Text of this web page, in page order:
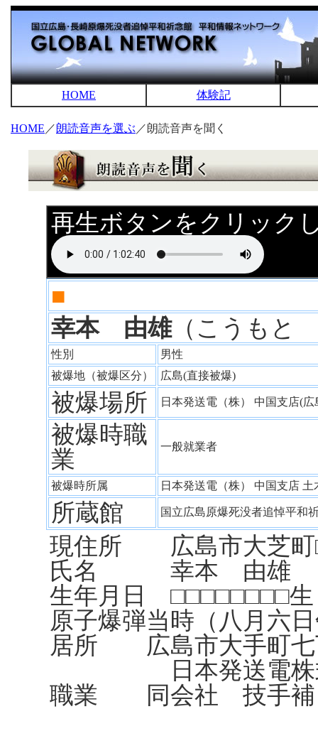
HOME 体験記
HOME ／朗読音声を選ぶ ／朗読音声を聞く
再生ボタンをクリック
■
幸本 由雄（こうも
性別
男性
被爆地（被爆区分）
広島(直接被爆)
被爆場所 日本発送電（株） 中国支店(
被爆時職
業
一般就業者
被爆時所属 日本発送電（株） 中国支店
所蔵館 国立広島原爆死没者追悼平
現住所 広島市大芝町
氏名 幸本 由雄
生年月日 □□□□□□□□生
原子爆弾当時（八月六
居所 広島市大手町七
日本発送電株式会
職業 同会社 技手補